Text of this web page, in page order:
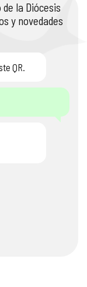
de la Diócesis
y novedades
QR.